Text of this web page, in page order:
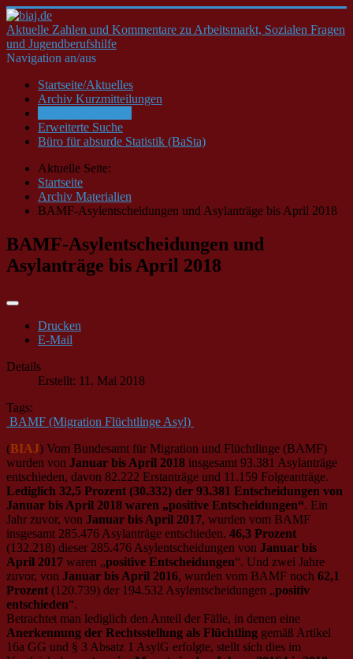
Aktuelle Zahlen und Kommentare zu Arbeitsmarkt, Sozialen Fragen
und Jugendberufshilfe
Navigation an/aus
Startseite/Aktuelles
Archiv Kurzmitteilungen
Erweiterte Suche
Büro für absurde Statistik (BaSta)
Aktuelle Seite:
Startseite
Archiv Materialien
BAMF-Asylentscheidungen und Asylanträge bis April 2018
BAMF-Asylentscheidungen und
Asylanträge bis April 2018
Drucken
E-Mail
Details
Erstellt: 11. Mai 2018
Tags:
BAMF (Migration Flüchtlinge Asyl)
(BIAJ) Vom Bundesamt für Migration und Flüchtlinge (BAMF)
wurden von Januar bis April 2018 insgesamt 93.381 Asylanträge
entschieden, davon 82.222 Erstanträge und 11.159 Folgeanträge.
Lediglich 32,5 Prozent (30.332) der 93.381 Entscheidungen von
Januar bis April 2018 waren „positive Entscheidungen“. Ein
Jahr zuvor, von Januar bis April 2017, wurden vom BAMF
insgesamt 285.476 Asylanträge entschieden. 46,3 Prozent
(132.218) dieser 285.476 Asylentscheidungen von Januar bis
April 2017 waren „positive Entscheidungen“. Und zwei Jahre
zuvor, von Januar bis April 2016, wurden vom BAMF noch 62,1
Prozent (120.739) der 194.532 Asylentscheidungen „positiv
entschieden“.
Betrachtet man lediglich den Anteil der Fälle, in denen eine
Anerkennung der Rechtsstellung als Flüchtling gemäß Artikel
16a GG und § 3 Absatz 1 AsylG erfolgte, stellt sich dies im